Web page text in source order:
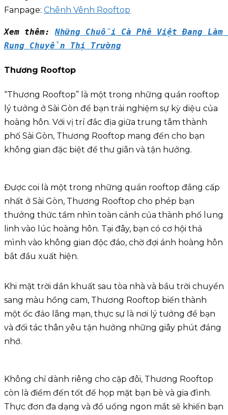
Fanpage: Chênh Vênh Rooftop
Xem thêm: Những Chuỗi Cà Phê Việt Đang Làm
Rung Chuyển Thị Trường
Thương Rooftop
“Thương Rooftop” là một trong những quán rooftop
lý tưởng ở Sài Gòn để bạn trải nghiệm sự kỳ diệu của
hoàng hôn. Với vị trí đắc địa giữa trung tâm thành
phố Sài Gòn, Thương Rooftop mang đến cho bạn
không gian đặc biệt để thư giãn và tận hưởng.
Được coi là một trong những quán rooftop đẳng cấp
nhất ở Sài Gòn, Thương Rooftop cho phép bạn
thưởng thức tầm nhìn toàn cảnh của thành phố lung
linh vào lúc hoàng hôn. Tại đây, bạn có cơ hội thả
mình vào không gian độc đáo, chờ đợi ánh hoàng hôn
bắt đầu xuất hiện.
Khi mặt trời dần khuất sau tòa nhà và bầu trời chuyển
sang màu hồng cam, Thương Rooftop biến thành
một ốc đảo lãng mạn, thực sự là nơi lý tưởng để bạn
và đối tác thân yêu tận hưởng những giây phút đáng
nhớ.
Không chỉ dành riêng cho cặp đôi, Thương Rooftop
còn là điểm đến tốt để họp mặt bạn bè và gia đình.
Thực đơn đa dạng và đồ uống ngon mắt sẽ khiến bạn